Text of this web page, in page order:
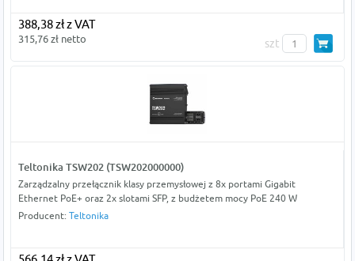
388,38 zł z VAT
315,76 zł netto szt
Teltonika TSW202 (TSW202000000)
Zarządzalny przełącznik klasy przemysłowej z 8x portami Gigabit
Ethernet PoE+ oraz 2x slotami SFP, z budżetem mocy PoE 240 W
Producent: Teltonika